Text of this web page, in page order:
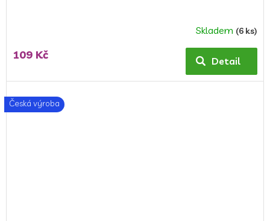
Skladem (6 ks)
109 Kč Detail
Česká výroba